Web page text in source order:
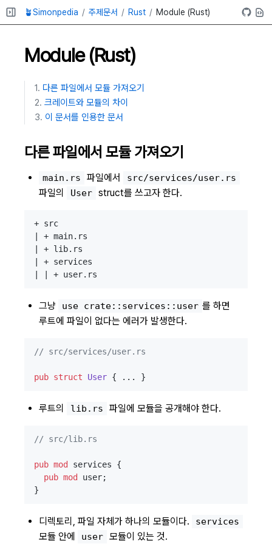
🪴Simonpedia 주제문서 Rust Module (Rust)
Module (Rust)
다른 파일에서 모듈 가져오기
크레이트와 모듈의 차이
이 문서를 인용한 문서
다른 파일에서 모듈 가져오기
main.rs 파일에서 src/services/user.rs
파일의 User struct를 쓰고자 한다.
+ src
| + main.rs
| + lib.rs
| + services
그냥 use crate::services::user 를 하면
루트에 파일이 없다는 에러가 발생한다.
// src/services/user.rs
pub struct User
루트의 lib.rs 파일에 모듈을 공개해야 한다.
// src/lib.rs
pub mod
services {
pub mod
user;
디렉토리, 파일 자체가 하나의 모듈이다. services
모듈 안에 user 모듈이 있는 것.